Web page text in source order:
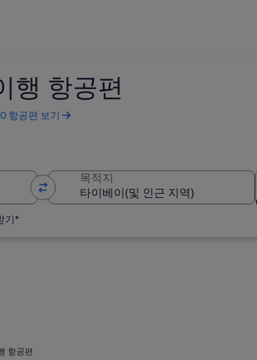
행 항공편
항공편 보기
목적지
기*
항공편